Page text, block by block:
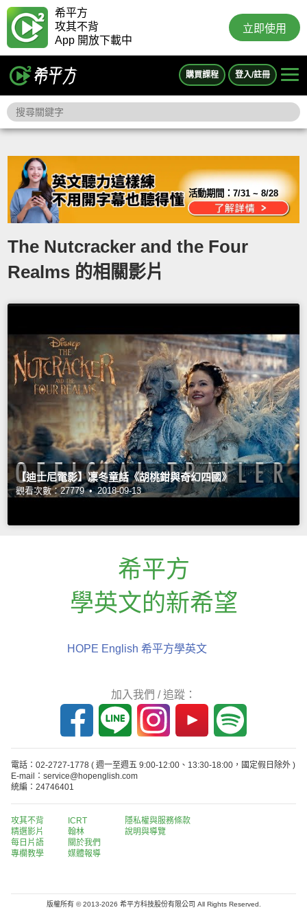
希平方
攻其不背
App 開放下載中
立即使用
購買課程 登入/註冊
活動期間：7/31 ~ 8/28
The Nutcracker and the Four
Realms 的相關影片
【迪士尼電影】凜冬童話《胡桃鉗與奇幻四國》
觀看次數：27779 • 2018-09-13
希平方
學英文的新希望
HOPE English 希平方學英文
加入我們 / 追蹤：
電話：02-2727-1778 ( 週一至週五 9:00-12:00、13:30-18:00，國定假日除外 )
E-mail：service@hopenglish.com
統編：24746401
攻其不背
精選影片
每日片語
專欄教學
ICRT
翰林
關於我們
媒體報導
隱私權與服務條款
說明與導覽
版權所有 © 2013-2026 希平方科技股份有限公司 All Rights Reserved.